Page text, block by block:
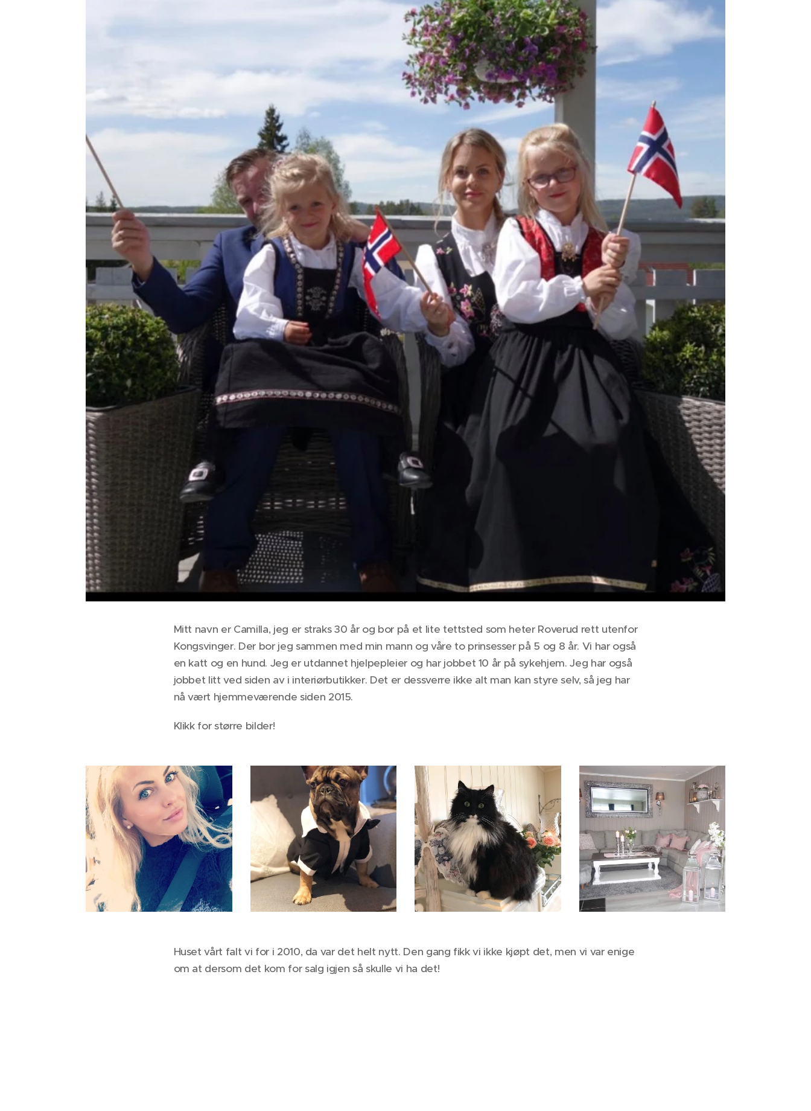
Mitt navn er Camilla, jeg er straks 30 år og bor på et lite tettsted som heter Roverud rett utenfor
Kongsvinger. Der bor jeg sammen med min mann og våre to prinsesser på 5 og 8 år. Vi har også
en katt og en hund. Jeg er utdannet hjelpepleier og har jobbet 10 år på sykehjem. Jeg har også
jobbet litt ved siden av i interiørbutikker. Det er dessverre ikke alt man kan styre selv, så jeg har
nå vært hjemmeværende siden 2015.
Klikk for større bilder!
Huset vårt falt vi for i 2010, da var det helt nytt. Den gang fikk vi ikke kjøpt det, men vi var enige
om at dersom det kom for salg igjen så skulle vi ha det!